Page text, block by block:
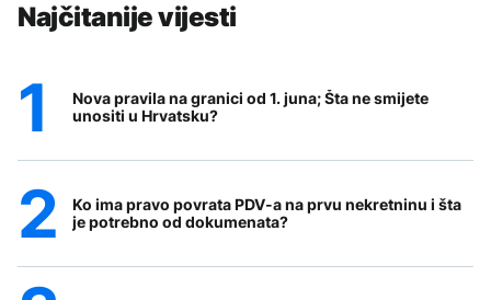
Najčitanije vijesti
Nova pravila na granici od 1. juna; Šta ne smijete
unositi u Hrvatsku?
Ko ima pravo povrata PDV-a na prvu nekretninu i šta
je potrebno od dokumenata?